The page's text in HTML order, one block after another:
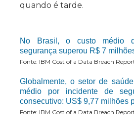
quando é tarde.
No Brasil, o custo médio
segurança superou R$ 7
Fonte: IBM Cost of a Data Breach
Globalmente, o setor de
médio por incidente de
consecutivo: US$ 9,77 milhões
Fonte: IBM Cost of a Data Breach